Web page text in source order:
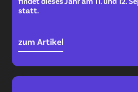
statt.
zum Artikel